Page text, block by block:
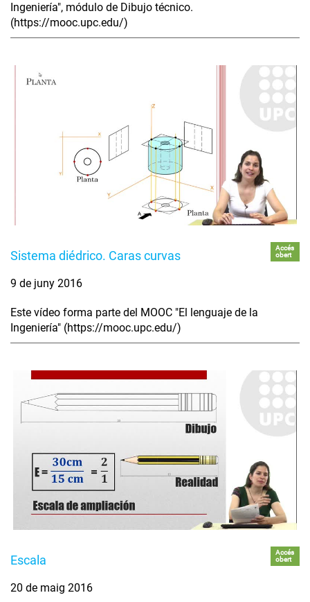
Ingeniería", módulo de Dibujo técnico.
(https://mooc.upc.edu/)
Sistema diédrico. Caras curvas
Accés
obert
9 de juny 2016
Este vídeo forma parte del MOOC "El lenguaje de la
Ingeniería" (https://mooc.upc.edu/)
Escala
Accés
obert
20 de maig 2016